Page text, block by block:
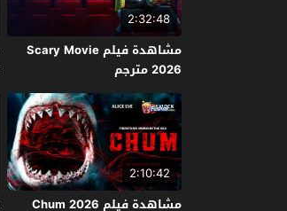
2:32:48
مشاهدة فيلم Scary Movie
2026 مترجم
2:10:42
مشاهدة فيلم Chum 2026